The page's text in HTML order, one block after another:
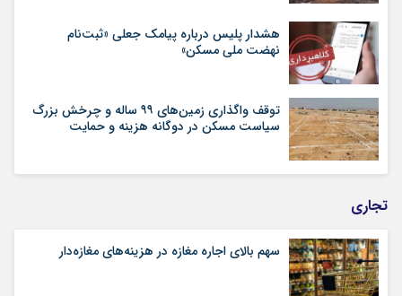
هشدار پلیس درباره پیامک جعلی «ثبت‌نام
نهضت ملی مسکن»
توقف واگذاری زمین‌های ۹۹ ساله و چرخش بزرگ
سیاست مسکن در دوگانه هزینه و حمایت
تجاری
سهم بالای اجاره‌‌ مغازه در هزینه‌‌های مغازه‌‌دار